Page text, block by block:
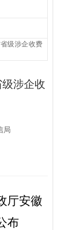
级涉企收费
级涉企收
局
厅安徽
布